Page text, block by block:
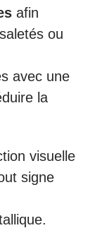
afin
ou
avec une
la
visuelle
signe